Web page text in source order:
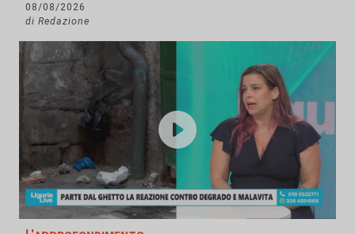
08/08/2026
di Redazione